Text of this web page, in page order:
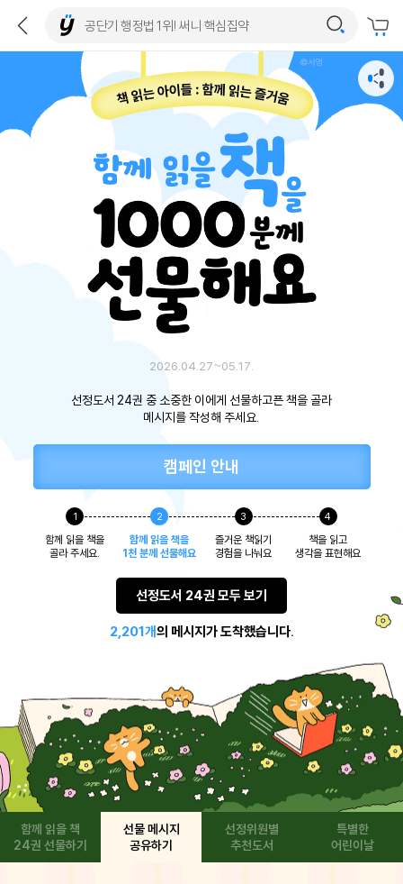
2026.04.27~05.17.
선정도서 24권 중 소중한 이에게 선물하고픈 책을 골라
메시지를 작성해 주세요.
캠페인 안내
1
함께 읽을 책을
골라 주세요.
2
함께 읽을 책을
1천 분께 선물해요
3
즐거운 책읽기
경험을 나눠요
4
책을 읽고
생각을 표현해요
선정도서 24권 모두 보기
2,201개의 메시지가 도착했습니다.
함께 읽을 책
24권 선물하기
선물 메시지
공유하기
선정위원별
추천도서
특별한
어린이날